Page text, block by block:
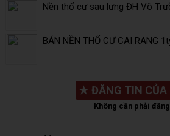
Nền thổ cư sau lưng ĐH Võ
BÁN NỀN THỔ CƯ CAI RANG
★ ĐĂNG TIN CỦA
Không cần phải